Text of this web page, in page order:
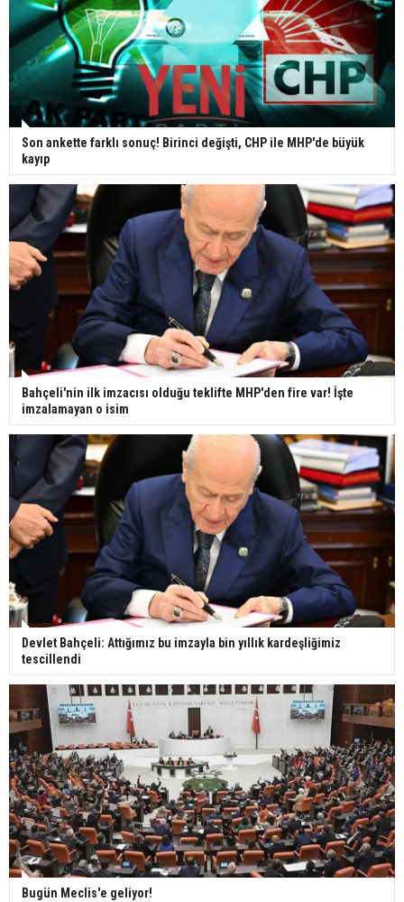
Son ankette farklı sonuç! Birinci değişti, CHP ile MHP'de büyük
kayıp
Bahçeli'nin ilk imzacısı olduğu teklifte MHP'den fire var! İşte
imzalamayan o isim
Devlet Bahçeli: Attığımız bu imzayla bin yıllık kardeşliğimiz
tescillendi
Bugün Meclis'e geliyor!